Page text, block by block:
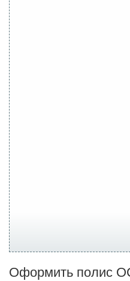
Оформить полис